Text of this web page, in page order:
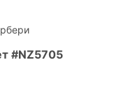
#NZ5705